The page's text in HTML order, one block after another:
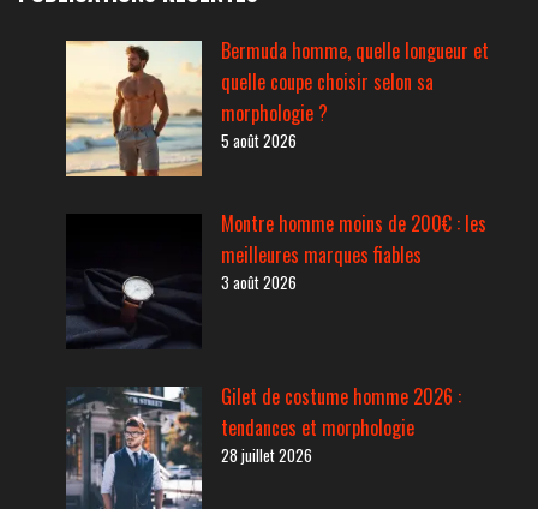
Bermuda homme, quelle longueur et
quelle coupe choisir selon sa
morphologie ?
5 août 2026
Montre homme moins de 200€ : les
meilleures marques fiables
3 août 2026
Gilet de costume homme 2026 :
tendances et morphologie
28 juillet 2026